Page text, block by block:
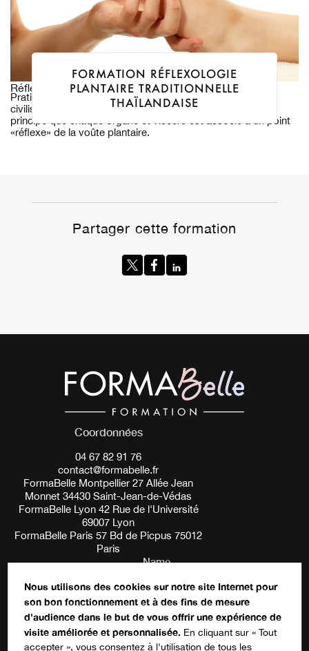
Réflexologies
FORMATION RÉFLEXOLOGIE
PLANTAIRE TRADITIONNELLE
THAÏLANDAISE
Pratiqué depuis des millénaires par de nombreuses
civilisations. Cette technique de massage du pied suit le
principe que chaque organe et viscère est associé à un point
«réflexe» de la voûte plantaire.
Partager cette formation
Name
Ce champ n’est utilisé qu’à des fins de
validation et devrait rester inchangé.
S'inscrire à notre newsletter
Coordonnées
04 67 82 91 76
contact@formabelle.fr
FormaBelle Montpellier 27 Allée Jean
Monnet 34430 Saint-Jean-de-Védas
FormaBelle Lyon 42 Rue de l'Université
69007 Lyon
FormaBelle Paris 57 Bd de Picpus 75012
Paris
Nous utilisons des cookies sur notre site Internet pour
son bon fonctionnement et à des fins de mesure
d'audience dans le but de vous offrir une expérience de
visite améliorée et personnalisée. En cliquant sur « Tout
accepter », vous consentez à l'utilisation de tous les